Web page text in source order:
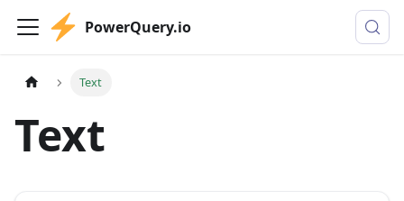
PowerQuery.io
Text
Text